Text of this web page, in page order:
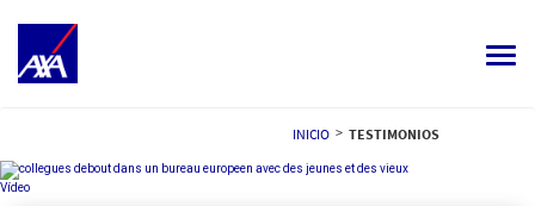
Toggle
TU CARRERA
INICIO > TESTIMONIOS
Vídeo